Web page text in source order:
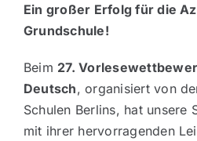
Ein großer Erfolg für die
Grundschule!
Beim 27.
Deutsch, organisiert von
Schulen Berlins, hat unsere
mit ihrer hervorragenden